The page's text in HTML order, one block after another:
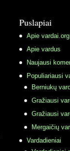
Puslapiai
Apie vardai.org
Apie vardus
Naujausi
Populiariausi
Berniukų
Gražiausi
Gražiausi
Mergaičių
Vardadieniai